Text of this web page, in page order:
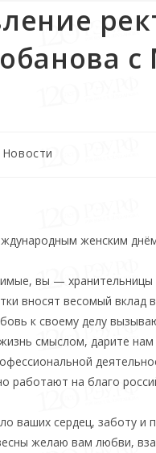
Новости
женским
вы —
вносят весомый вклад
к своему делу
смыслом, дарите
работают на благо
ваших сердец, заботу и
желаю вам любви,